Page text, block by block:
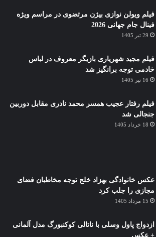
فیلم ویولن نوازی بیژن مرتضوی در مراسم ویژه
فینال جام جهانی 2026
29 تیر 1405
فیلم مجید شهریاری بازیگر معروف در لباس
خادمی توجه برانگیز شد
16 تیر 1405
فیلم رفتار عجیب همسر محمد نادری مقابل دوربین
جنجالی شد
18 خرداد 1405
عکس خانوادگی بهزاد خلج توجه مخاطبان فضای
مجازی را جلب کرد
15 مرداد 1405
ازدواج پاول وسلی با ناتالی کوکنبورگ مدل آلمانی
+ عکس